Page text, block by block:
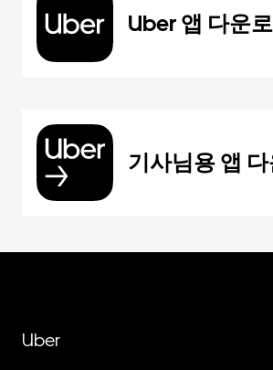
Uber 앱 다운
기사님용 앱
Uber